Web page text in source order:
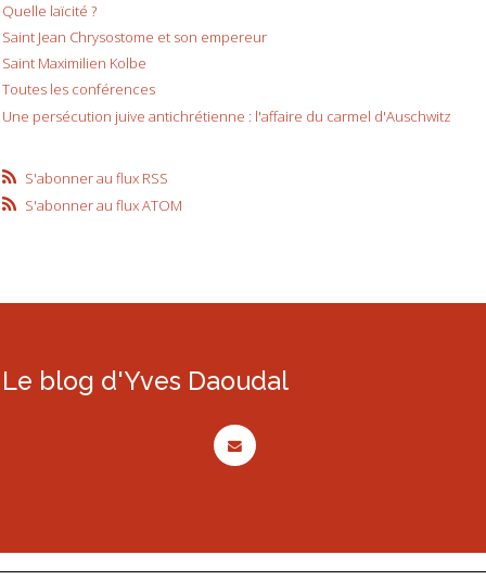
Quelle laïcité ?
Saint Jean Chrysostome et son empereur
Saint Maximilien Kolbe
Toutes les conférences
Une persécution juive antichrétienne : l'affaire du carmel d'Auschwitz
S'abonner au flux RSS
S'abonner au flux ATOM
Le blog d'Yves Daoudal